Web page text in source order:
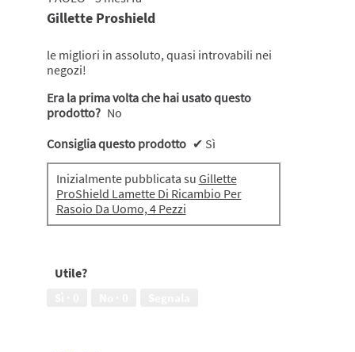
5
Gillette Proshield
le migliori in assoluto, quasi introvabili nei
negozi!
Era la prima volta che hai usato questo
prodotto? No
Consiglia questo prodotto ✔ Sì
Inizialmente pubblicata su Gillette
ProShield Lamette Di Ricambio Per
Rasoio Da Uomo, 4 Pezzi
Utile?